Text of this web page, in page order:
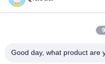
Stofopvangsystemen
Good day, what product are